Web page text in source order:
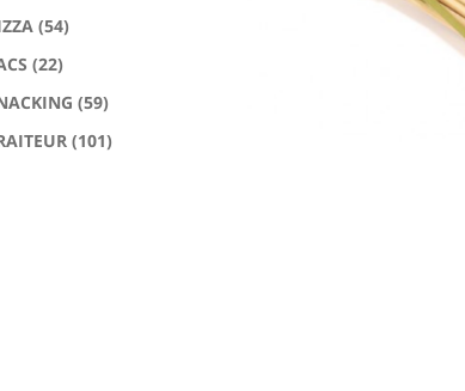
(54)
(22)
(59)
(101)